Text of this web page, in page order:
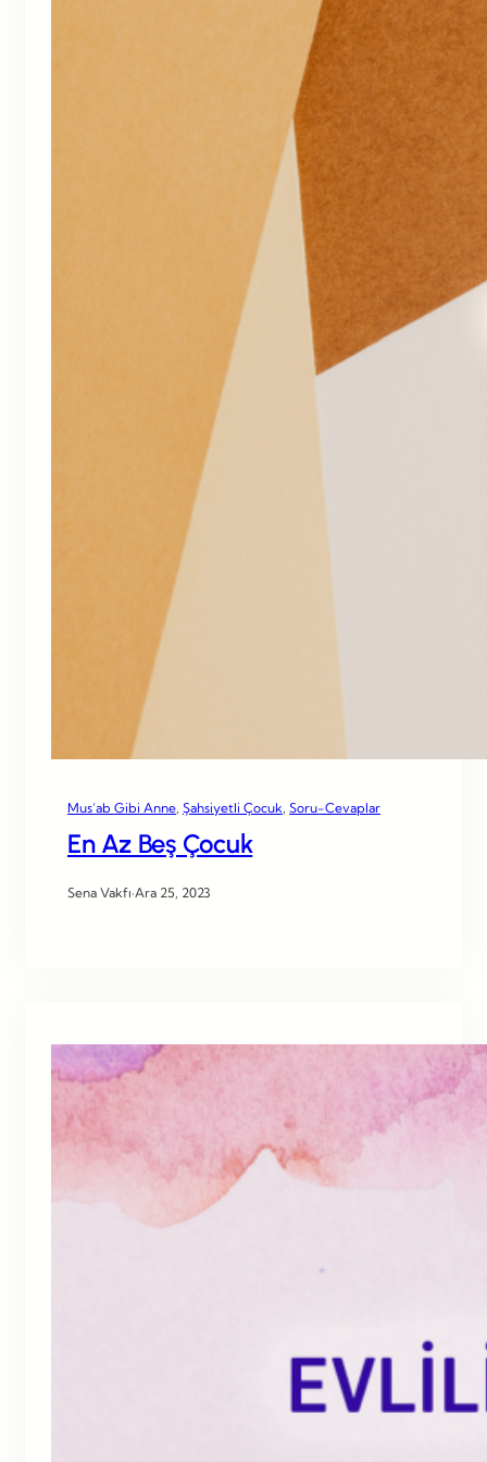
Mus’ab Gibi Anne Şahsiyetli Çocuk Soru-Cevaplar
En Az Beş Çocuk
Sena Vakfı·Ara 25, 2023